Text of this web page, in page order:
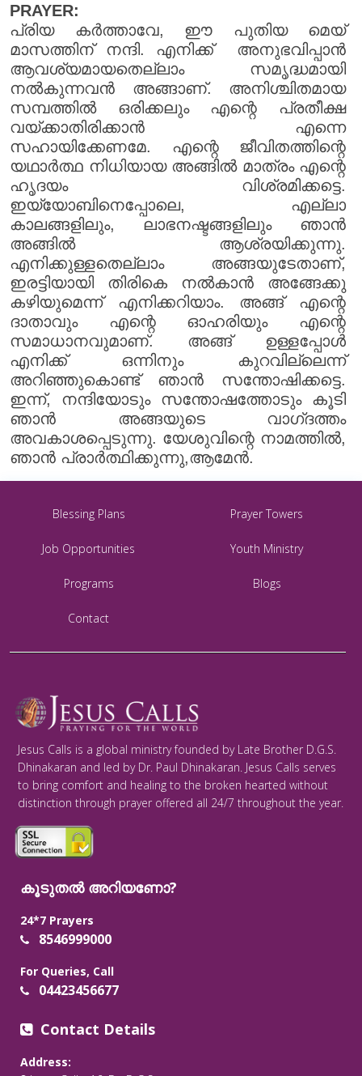
PRAYER:
പ്രിയ കർത്താവേ, ഈ പുതിയ മെയ്
മാസത്തിന് നന്ദി. എനിക്ക് അനുഭവിപ്പാൻ
ആവശ്യമായതെല്ലാം സമൃദ്ധമായി
നൽകുന്നവൻ അങ്ങാണ്. അനിശ്ചിതമായ
സമ്പത്തിൽ ഒരിക്കലും എന്റെ പ്രതീക്ഷ
വയ്ക്കാതിരിക്കാൻ എന്നെ
സഹായിക്കേണമേ. എന്റെ ജീവിതത്തിന്റെ
യഥാർത്ഥ നിധിയായ അങ്ങിൽ മാത്രം എന്റെ
ഹൃദയം വിശ്രമിക്കട്ടെ.
ഇയ്യോബിനെപ്പോലെ, എല്ലാ
കാലങ്ങളിലും, ലാഭനഷ്ടങ്ങളിലും ഞാൻ
അങ്ങിൽ ആശ്രയിക്കുന്നു.
എനിക്കുള്ളതെല്ലാം അങ്ങയുടേതാണ്,
ഇരട്ടിയായി തിരികെ നൽകാൻ അങ്ങേക്കു
കഴിയുമെന്ന് എനിക്കറിയാം. അങ്ങ് എന്റെ
ദാതാവും എന്റെ ഓഹരിയും എന്റെ
സമാധാനവുമാണ്. അങ്ങ് ഉള്ളപ്പോൾ
എനിക്ക് ഒന്നിനും കുറവില്ലെന്ന്
അറിഞ്ഞുകൊണ്ട് ഞാൻ സന്തോഷിക്കട്ടെ.
ഇന്ന്, നന്ദിയോടും സന്തോഷത്തോടും കൂടി
ഞാൻ അങ്ങയുടെ വാഗ്‌ദത്തം
അവകാശപ്പെടുന്നു. യേശുവിന്റെ നാമത്തിൽ,
ഞാൻ പ്രാർത്ഥിക്കുന്നു,ആമേൻ.
Blessing Plans Prayer Towers
Job Opportunities Youth Ministry
Programs Blogs
Contact
Jesus Calls is a global ministry founded by Late Brother D.G.S.
Dhinakaran and led by Dr. Paul Dhinakaran. Jesus Calls serves
to bring comfort and healing to the broken hearted without
distinction through prayer offered all 24/7 throughout the year.
കൂടുതൽ അറിയണോ?
24*7 Prayers
8546999000
For Queries, Call
04423456677
Contact Details
Address: